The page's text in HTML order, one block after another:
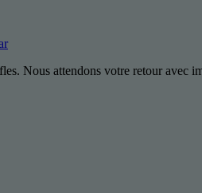
Nous attendons votre retour avec